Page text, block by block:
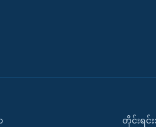
တိုင်းရင်